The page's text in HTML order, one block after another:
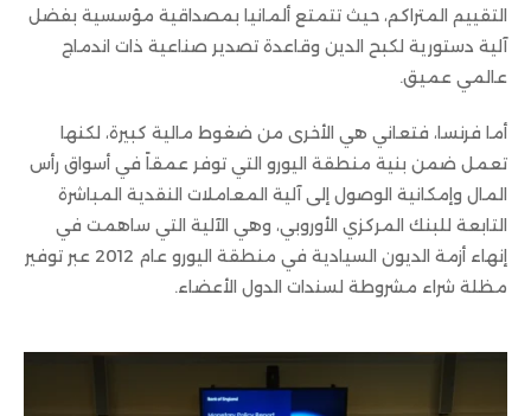
التقييم المتراكم، حيث تتمتع ألمانيا بمصداقية مؤسسية بفضل
آلية دستورية لكبح الدين وقاعدة تصدير صناعية ذات اندماج
عالمي عميق.
أما فرنسا، فتعاني هي الأخرى من ضغوط مالية كبيرة، لكنها
تعمل ضمن بنية منطقة اليورو التي توفر عمقاً في أسواق رأس
المال وإمكانية الوصول إلى آلية المعاملات النقدية المباشرة
التابعة للبنك المركزي الأوروبي، وهي الآلية التي ساهمت في
إنهاء أزمة الديون السيادية في منطقة اليورو عام 2012 عبر توفير
مظلة شراء مشروطة لسندات الدول الأعضاء.